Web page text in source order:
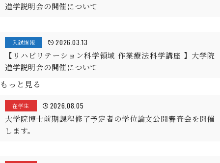
進学説明会の開催について
入試情報 2026.03.13
【リハビリテーション科学領域 作業療法科学講座 】大学院
進学説明会の開催について
もっと見る
在学生 2026.08.05
大学院博士前期課程修了予定者の学位論文公開審査会を開催
します。